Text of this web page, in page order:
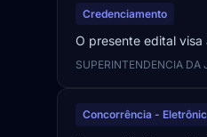
Credenciamento
O presente edital
SUPERINTENDENCIA DA
Concorrência -